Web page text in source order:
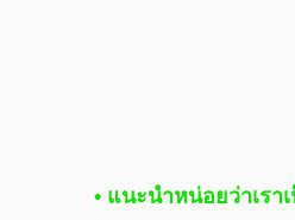
• แนะนําหน่อยว่าเรา